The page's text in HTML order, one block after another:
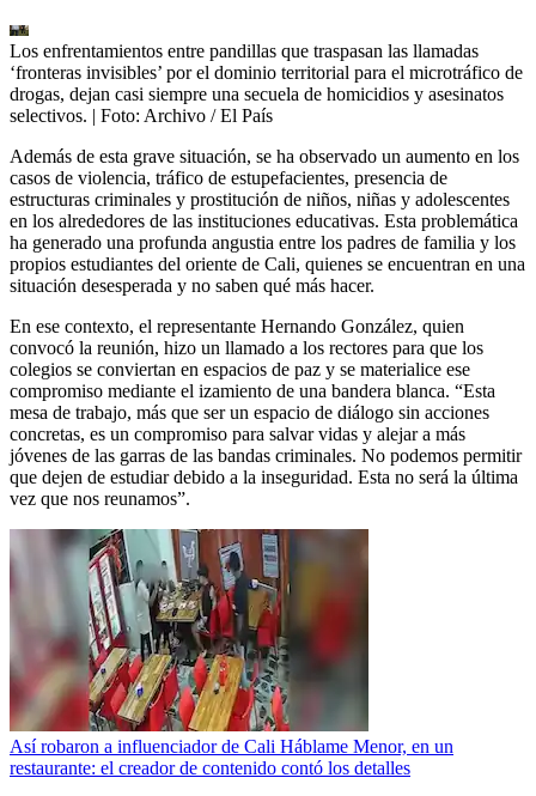
Los enfrentamientos entre pandillas que traspasan las llamadas
‘fronteras invisibles’ por el dominio territorial para el microtráfico de
drogas, dejan casi siempre una secuela de homicidios y asesinatos
selectivos. | Foto: Archivo / El País
Además de esta grave situación, se ha observado un aumento en los
casos de violencia, tráfico de estupefacientes, presencia de
estructuras criminales y prostitución de niños, niñas y adolescentes
en los alrededores de las instituciones educativas. Esta problemática
ha generado una profunda angustia entre los padres de familia y los
propios estudiantes del oriente de Cali, quienes se encuentran en una
situación desesperada y no saben qué más hacer.
En ese contexto, el representante Hernando González, quien
convocó la reunión, hizo un llamado a los rectores para que los
colegios se conviertan en espacios de paz y se materialice ese
compromiso mediante el izamiento de una bandera blanca. “Esta
mesa de trabajo, más que ser un espacio de diálogo sin acciones
concretas, es un compromiso para salvar vidas y alejar a más
jóvenes de las garras de las bandas criminales. No podemos permitir
que dejen de estudiar debido a la inseguridad. Esta no será la última
vez que nos reunamos”.
Así robaron a influenciador de Cali Háblame Menor, en un
restaurante: el creador de contenido contó los detalles